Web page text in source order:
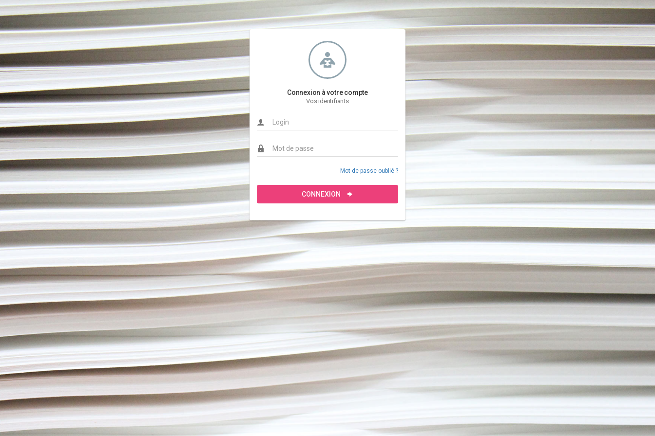
Connexion à votre compte
Vos identifiants
Mot de passe oublié ?
CONNEXION